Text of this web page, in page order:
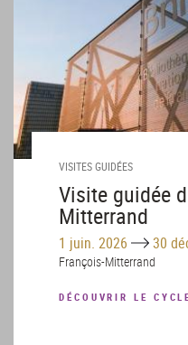
VISITES GUIDÉES
Visite guidée
Mitterrand
1 juin. 2026 Until30
François-Mitterrand
DÉCOUVRIR LE